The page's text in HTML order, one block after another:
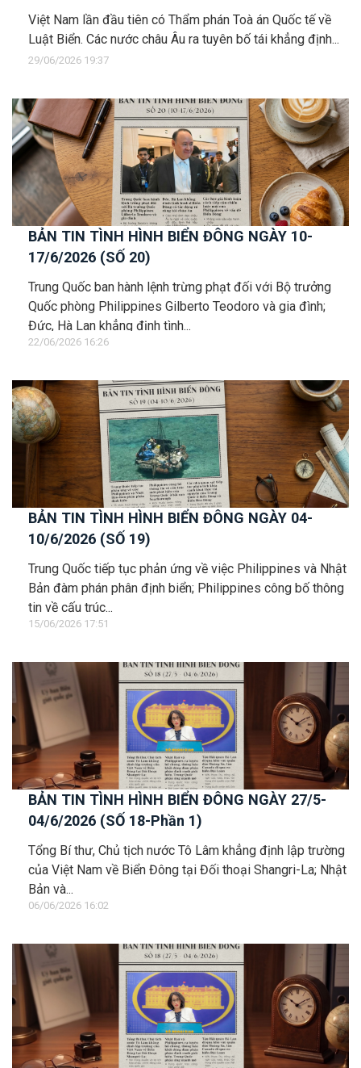
Việt Nam lần đầu tiên có Thẩm phán Toà án Quốc tế về
Luật Biển. Các nước châu Âu ra tuyên bố tái khẳng định...
29/06/2026 19:37
BẢN TIN TÌNH HÌNH BIỂN ĐÔNG NGÀY 10-
17/6/2026 (SỐ 20)
Trung Quốc ban hành lệnh trừng phạt đối với Bộ trưởng
Quốc phòng Philippines Gilberto Teodoro và gia đình;
Đức, Hà Lan khẳng định tình...
22/06/2026 16:26
BẢN TIN TÌNH HÌNH BIỂN ĐÔNG NGÀY 04-
10/6/2026 (SỐ 19)
Trung Quốc tiếp tục phản ứng về việc Philippines và Nhật
Bản đàm phán phân định biển; Philippines công bố thông
tin về cấu trúc...
15/06/2026 17:51
BẢN TIN TÌNH HÌNH BIỂN ĐÔNG NGÀY 27/5-
04/6/2026 (SỐ 18-Phần 1)
Tổng Bí thư, Chủ tịch nước Tô Lâm khẳng định lập trường
của Việt Nam về Biển Đông tại Đối thoại Shangri-La; Nhật
Bản và...
06/06/2026 16:02